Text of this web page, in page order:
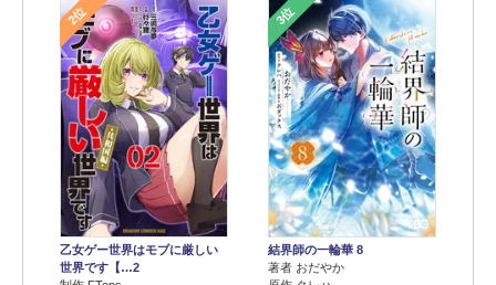
2位
乙女ゲー世界はモブに厳しい
世界です【…2
3位
結界師の一輪華 8
著者 おだやか